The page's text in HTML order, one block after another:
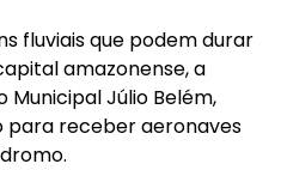
fluviais que podem durar
amazonense, a
Júlio Belém,
para receber aeronaves